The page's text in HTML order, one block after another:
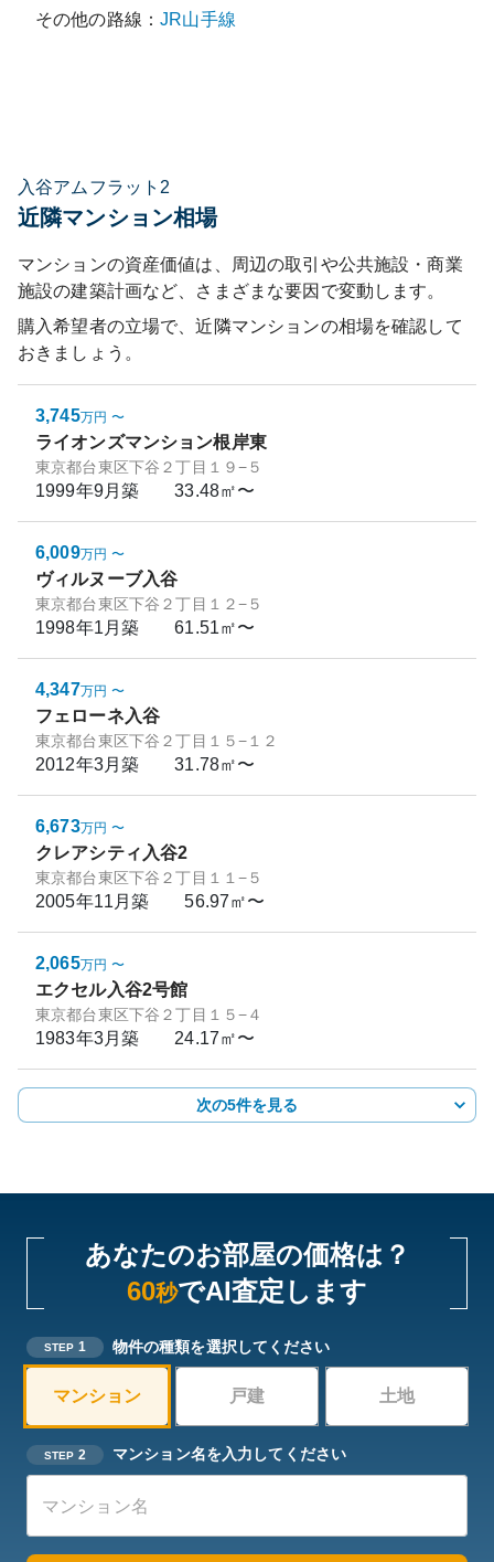
その他の路線：JR山手線
入谷アムフラット2
近隣マンション相場
マンションの資産価値は、周辺の取引や公共施設・商業
施設の建築計画など、さまざまな要因で変動します。
購入希望者の立場で、近隣マンションの相場を確認して
おきましょう。
3,745万円 〜
ライオンズマンション根岸東
東京都台東区下谷２丁目１９−５
1999年9月築 33.48㎡〜
6,009万円 〜
ヴィルヌーブ入谷
東京都台東区下谷２丁目１２−５
1998年1月築 61.51㎡〜
4,347万円 〜
フェローネ入谷
東京都台東区下谷２丁目１５−１２
2012年3月築 31.78㎡〜
6,673万円 〜
クレアシティ入谷2
東京都台東区下谷２丁目１１−５
2005年11月築 56.97㎡〜
2,065万円 〜
エクセル入谷2号館
東京都台東区下谷２丁目１５−４
1983年3月築 24.17㎡〜
次の5件を見る
あなたのお部屋の価格は？
60秒でAI査定します
STEP 1 物件の種類を選択してください
マンション 戸建 土地
STEP 2 マンション名を入力してください